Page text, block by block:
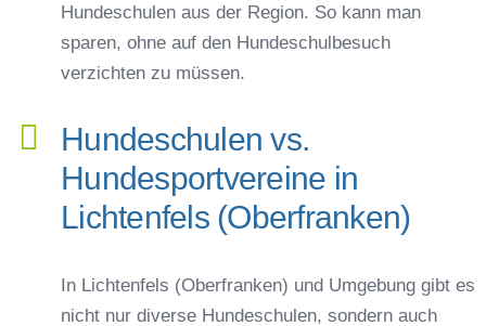
Hundeschulen aus der Region. So kann man
sparen, ohne auf den Hundeschulbesuch
verzichten zu müssen.
Hundeschulen vs.
Hundesportvereine in
Lichtenfels (Oberfranken)
In Lichtenfels (Oberfranken) und Umgebung gibt es
nicht nur diverse Hundeschulen, sondern auch